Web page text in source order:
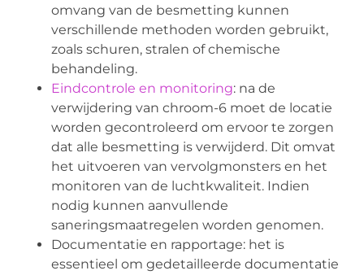
omvang van de besmetting kunnen
verschillende methoden worden gebruikt,
zoals schuren, stralen of chemische
behandeling.
Eindcontrole en monitoring: na de
verwijdering van chroom-6 moet de locatie
worden gecontroleerd om ervoor te zorgen
dat alle besmetting is verwijderd. Dit omvat
het uitvoeren van vervolgmonsters en het
monitoren van de luchtkwaliteit. Indien
nodig kunnen aanvullende
saneringsmaatregelen worden genomen.
Documentatie en rapportage: het is
essentieel om gedetailleerde documentatie